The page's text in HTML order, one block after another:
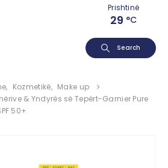
Prishtinë
29 °C
Search
, Kozmetikë, Make up
& Yndyrës së Tepërt-Garnier Pure
50+